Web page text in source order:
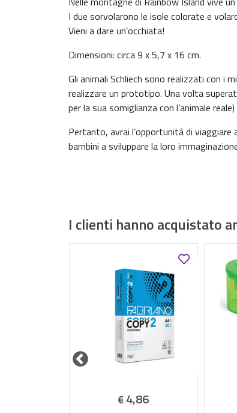
I due sorvolarono le isole colorate e
Vieni a dare un’occhiata!
Dimensioni: circa 9 x 5,7 x 16 cm.
Gli animali Schliech sono realizzati con i
realizzare un prototipo. Una volta
per la sua somiglianza con l’animale reale)
Pertanto, avrai l’opportunità di
bambini a sviluppare la loro
I clienti hanno acquistato
€4,86